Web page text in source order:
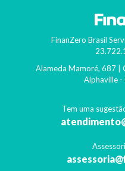
FinanZero Brasil
Alameda Mamoré, 687 |
Alphaville-
Tem uma